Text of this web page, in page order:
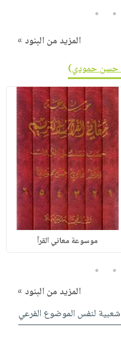
4
5
المزيد من البنود »
حسن حمودي)
موسوعة معاني القرآ
4
5
المزيد من البنود »
شعبية لنفس الموضوع الفرعي